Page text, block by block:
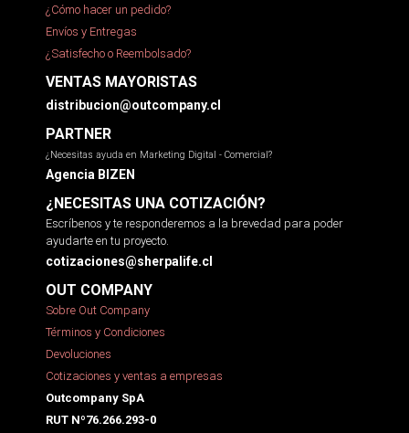
¿Cómo hacer un pedido?
Envíos y Entregas
¿Satisfecho o Reembolsado?
VENTAS MAYORISTAS
distribucion@outcompany.cl
PARTNER
¿Necesitas ayuda en Marketing Digital - Comercial?
Agencia BIZEN
¿NECESITAS UNA COTIZACIÓN?
Escríbenos y te responderemos a la brevedad para poder
ayudarte en tu proyecto.
cotizaciones@sherpalife.cl
OUT COMPANY
Sobre Out Company
Términos y Condiciones
Devoluciones
Cotizaciones y ventas a empresas
Outcompany SpA
RUT Nº76.266.293-0